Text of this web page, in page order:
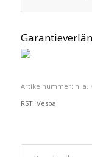
Artikelnummer: n. a.
RST, Vespa